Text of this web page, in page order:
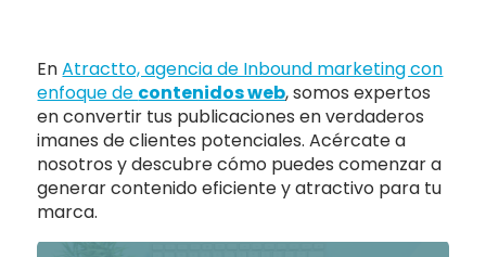
EnAtractto, agencia de Inbound marketing con
enfoque de contenidos web, somos expertos
en convertir tus publicaciones en verdaderos
imanes de clientes potenciales. Acércate a
nosotros y descubre cómo puedes comenzar a
generar contenido eficiente y atractivo para tu
marca.